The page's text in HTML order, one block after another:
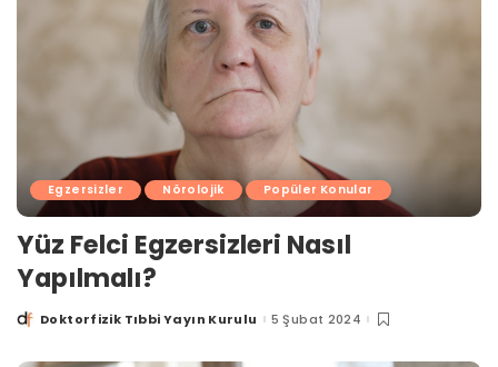
Egzersizler Nörolojik Popüler Konular
Yüz Felci Egzersizleri Nasıl
Yapılmalı?
PostedDoktorfizik Tıbbi Yayın Kurulu 5 Şubat 2024